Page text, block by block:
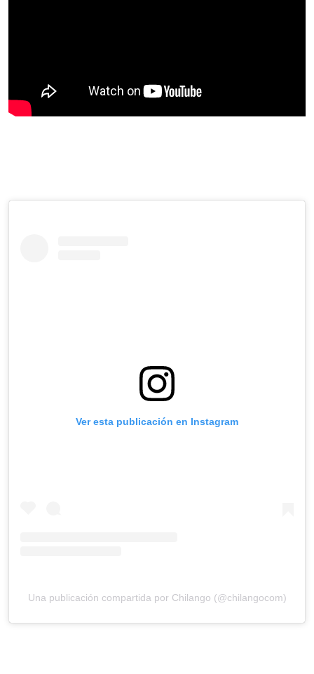
Ver esta publicación en Instagram
Una publicación compartida por Chilango (@chilangocom)